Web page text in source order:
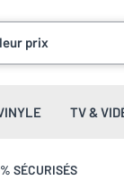
prix
TV &
SÉCURISÉS